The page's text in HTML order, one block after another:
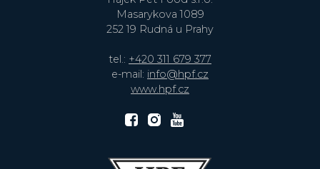
Masarykova 1089
252 19 Rudná u Prahy
tel.: +420 311 679 377
e-mail: info@hpf.cz
www.hpf.cz